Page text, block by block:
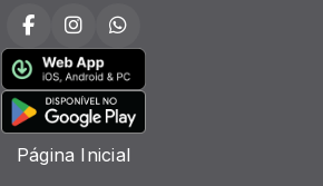
Página Inicial